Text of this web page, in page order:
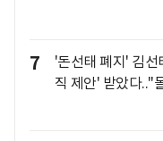
7
'돈선태 폐지' 김선
직 제안' 받았다.."